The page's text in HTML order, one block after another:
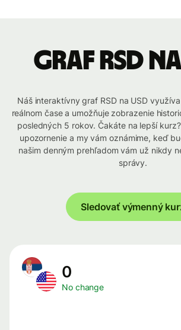
graf RSD na
Náš interaktívny graf RSD na USD
reálnom čase a umožňuje zobrazenie
posledných 5 rokov. Čakáte na lepší
upozornenie a my vám oznámime, keď
našim denným prehľadom vám už nikdy
správy.
Sledovať výmenný
0
No change